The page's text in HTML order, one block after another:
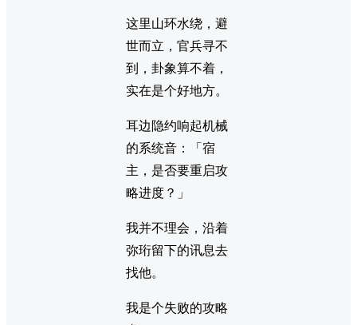
这里山环水绕，避
世而立，官兵寻不
到，卦象算不着，
实在是个好地方。
耳边隐约响起机械
的系统音：「宿
主，是否要重启攻
略进度？」
我并不理会，沿着
弥珩留下的讯息去
找他。
我是个失败的攻略